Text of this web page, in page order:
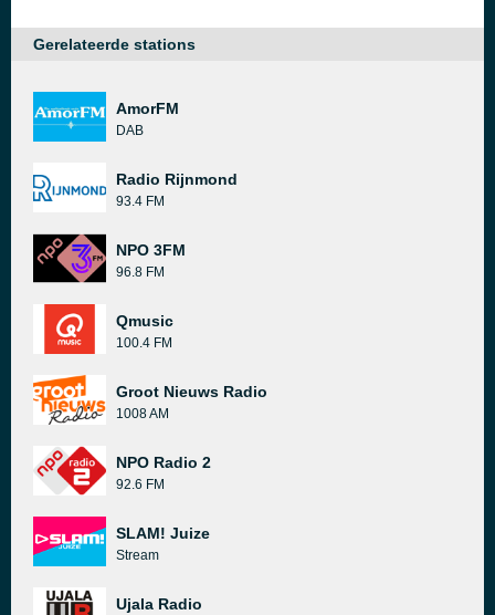
Gerelateerde stations
AmorFM
DAB
Radio Rijnmond
93.4 FM
NPO 3FM
96.8 FM
Qmusic
100.4 FM
Groot Nieuws Radio
1008 AM
NPO Radio 2
92.6 FM
SLAM! Juize
Stream
Ujala Radio